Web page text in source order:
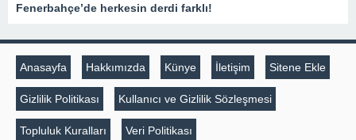
Fenerbahçe’de herkesin derdi farklı!
Anasayfa Hakkımızda Künye İletişim Sitene Ekle
Gizlilik Politikası Kullanıcı ve Gizlilik Sözleşmesi
Topluluk Kuralları Veri Politikası